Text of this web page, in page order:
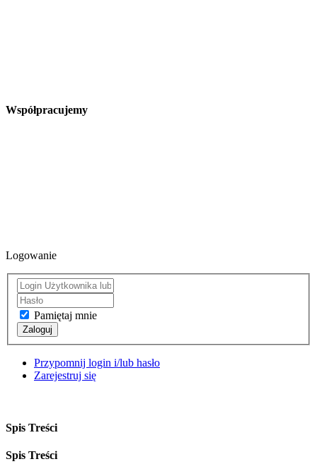
Współpracujemy
Logowanie
Pamiętaj mnie
Zaloguj
Przypomnij login i/lub hasło
Zarejestruj się
Spis Treści
Spis Treści